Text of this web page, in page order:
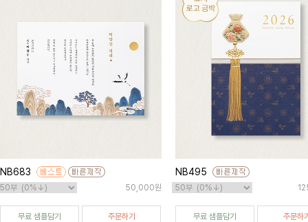
NB683
50,000원
무료 샘플담기 주문하기
NB495
무료 샘플담기 주문하